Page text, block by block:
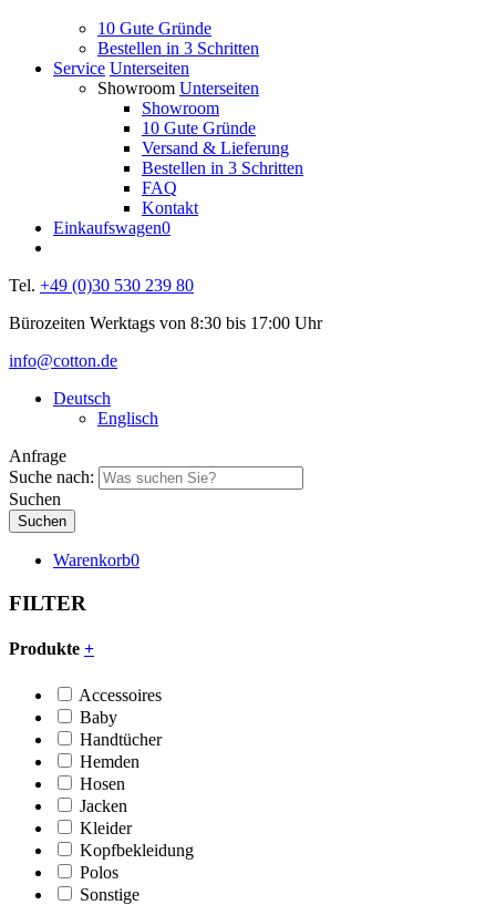
10 Gute Gründe
Bestellen in 3 Schritten
Service Unterseiten
Showroom Unterseiten
Showroom
10 Gute Gründe
Versand & Lieferung
Bestellen in 3 Schritten
FAQ
Kontakt
Einkaufswagen0
Tel. +49 (0)30 530 239 80
Bürozeiten Werktags von 8:30 bis 17:00 Uhr
info@cotton.de
Deutsch
Englisch
Anfrage
Suche nach:
Suchen
Warenkorb0
FILTER
Produkte +
Accessoires
Baby
Handtücher
Hemden
Hosen
Jacken
Kleider
Kopfbekleidung
Polos
Sonstige